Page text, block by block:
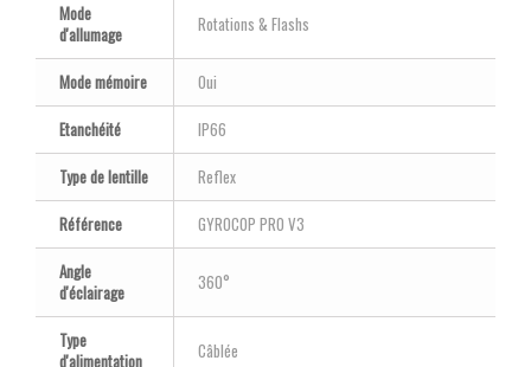
Mode
d'allumage
Rotations & Flashs
Mode mémoire
Oui
Etanchéité
IP66
Type de lentille
Reflex
Référence
GYROCOP PRO V3
Angle
d'éclairage
360°
Type
d'alimentation
Câblée